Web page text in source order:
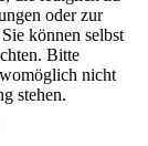
oder zur
können selbst
Bitte
nicht
stehen.